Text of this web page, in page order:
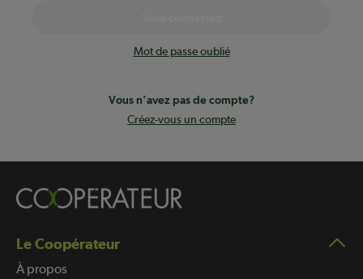
Mot de passe oublié
Vous n’avez pas de compte?
Créez-vous un compte
Le Coopérateur
À propos